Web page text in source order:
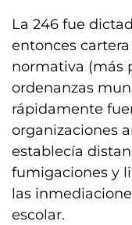
La 246 fue
entonces
normativa (más
ordenanzas
rápidamente
organizaciones
establecía
fumigaciones y
las
escolar.